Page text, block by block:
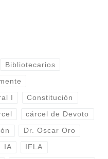
Bibliotecarios
I Constitución
cárcel de Devoto
Dr. Oscar Oro
IA IFLA